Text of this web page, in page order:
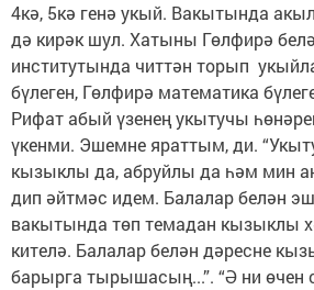
4кә, 5кә генә укый. Вакытында
дә кирәк шул. Хатыны Гөлфирә
институтында читтән торып
бүлеген, Гөлфирә математика
Рифат абый үзенең укытучы
үкенми. Эшемне яраттым, ди.
кызыклы да, абруйлы да һәм мин
дип әйтмәс идем. Балалар белән
вакытында төп темадан кызыклы
кителә. Балалар белән дәресне
барырга тырышасың...”. “Ә ни өчен